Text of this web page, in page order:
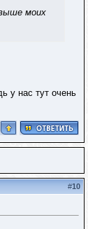
моих
у нас тут очень
#10